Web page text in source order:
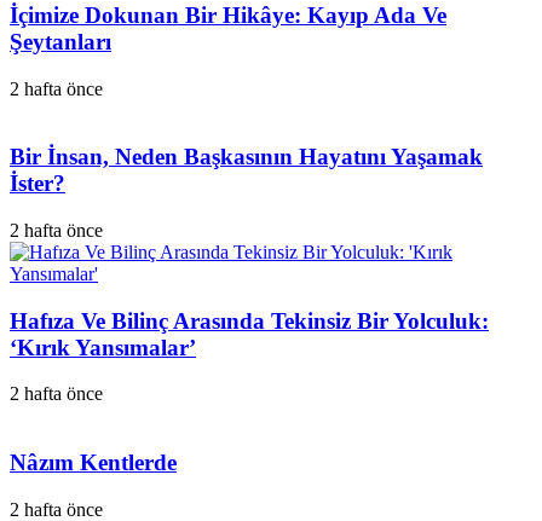
İçimize Dokunan Bir Hikâye: Kayıp Ada Ve
Şeytanları
2 hafta önce
Bir İnsan, Neden Başkasının Hayatını Yaşamak
İster?
2 hafta önce
Hafıza Ve Bilinç Arasında Tekinsiz Bir Yolculuk:
‘Kırık Yansımalar’
2 hafta önce
Nâzım Kentlerde
2 hafta önce